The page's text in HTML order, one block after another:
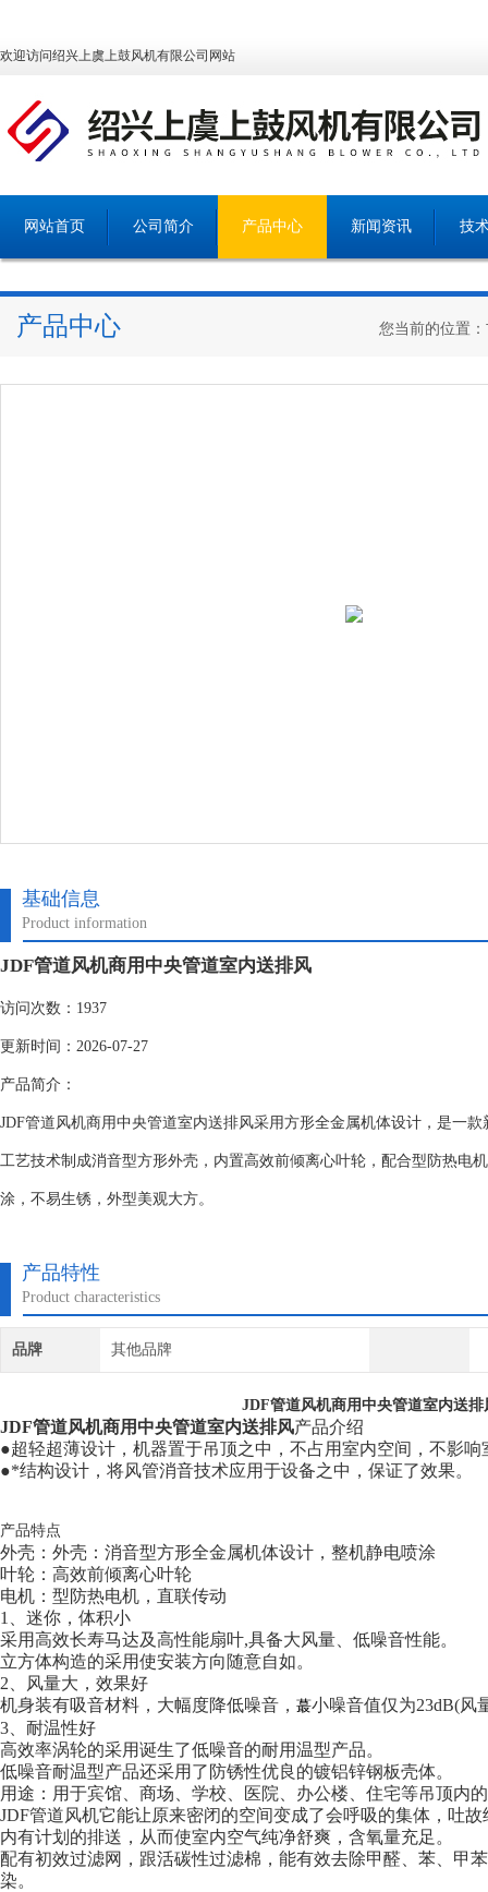
欢迎访问绍兴上虞上鼓风机有限公司网站
网站首页 公司简介 产品中心 新闻资讯 技
产品中心 您当前的位置：
基础信息
Product information
JDF管道风机商用中央管道室内送排风
访问次数：1937
更新时间：2026-07-27
产品简介：
JDF管道风机商用中央管道室内送排风采用方形全金属机体设计，是一
工艺技术制成消音型方形外壳，内置高效前倾离心叶轮，配合型防热电
涂，不易生锈，外型美观大方。
产品特性
Product characteristics
品牌 其他品牌
JDF管道风机商用中央管道室内送排
JDF管道风机商用中央管道室内送排风产品介绍
●超轻超薄设计，机器置于吊顶之中，不占用室内空间，不影响
●*结构设计，将风管消音技术应用于设备之中，保证了效果。
产品特点
外壳：外壳：消音型方形全金属机体设计，整机静电喷涂
叶轮：高效前倾离心叶轮
电机：型防热电机，直联传动
1、迷你，体积小
采用高效长寿马达及高性能扇叶,具备大风量、低噪音性能。
立方体构造的采用使安装方向随意自如。
2、风量大，效果好
机身装有吸音材料，大幅度降低噪音， 蕞小噪音值仅为23dB(风
3、耐温性好
高效率涡轮的采用诞生了低噪音的耐用温型产品。
低噪音耐温型产品还采用了防锈性优良的镀铝锌钢板壳体。
用途：用于宾馆、商场、学校、医院、办公楼、住宅等吊顶内
JDF管道风机它能让原来密闭的空间变成了会呼吸的集体，吐
内有计划的排送，从而使室内空气纯净舒爽，含氧量充足。
配有初效过滤网，跟活碳性过滤棉，能有效去除甲醛、苯、甲
染。